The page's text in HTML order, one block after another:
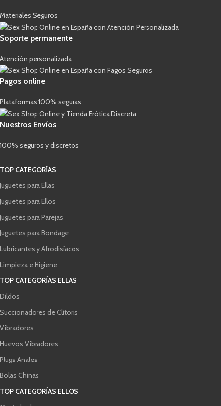
Materiales Seguros
Soporte permanente
Atención personalizada
Pagos online
Plataformas 100% seguras
Nuestros Envíos
100% seguros y discretos
TOP CATEGORÍAS
Juguetes para Ellas
Juguetes para Ellos
Juguetes para Parejas
Juguetes para Bondage
Lubricantes y Afrodisíacos
Limpieza e Higiene
TOP CATEGORÍAS ELLAS
Dildos
Succionadores de Clítoris
Vibradores
Huevos Vibradores
Plugs Anales
Bolas Chinas
TOP CATEGORÍAS ELLOS